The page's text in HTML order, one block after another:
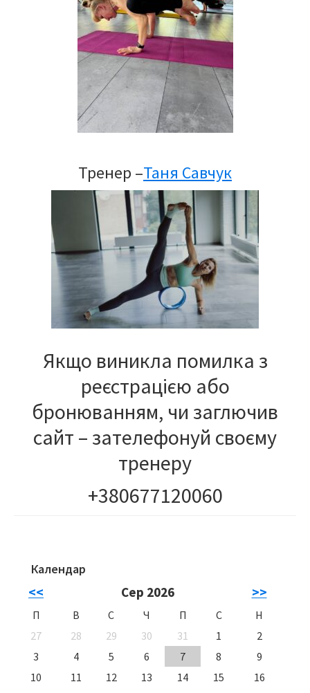
Тренер –Таня Савчук
Якщо виникла помилка з
реєстрацією або
бронюванням, чи заглючив
сайт – зателефонуй своєму
тренеру
+380677120060
Primary
Sidebar
Календар
<< Сер 2026 >>
П В С Ч П С
Н
27
28 29 30 31 1
2
3
4 5 6 7 8
9
10
11 12 13 14 15
16